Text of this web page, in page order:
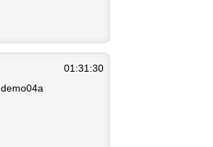
01:31:30
demo04a